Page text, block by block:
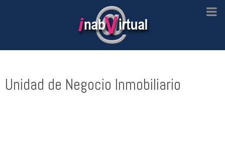
Unidad de Negocio Inmobiliario